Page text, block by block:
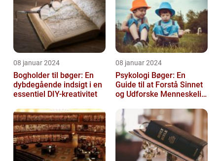
08 januar 2024
Bogholder til bøger: En
dybdegående indsigt i en
essentiel DIY-kreativitet
08 januar 2024
Psykologi Bøger: En
Guide til at Forstå Sinnet
og Udforske Menneskelig